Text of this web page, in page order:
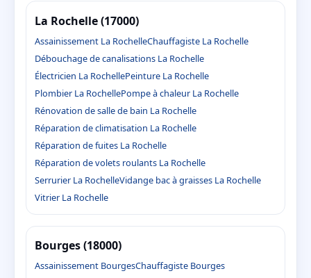
La Rochelle (17000)
Assainissement La RochelleChauffagiste La Rochelle
Débouchage de canalisations La Rochelle
Électricien La RochellePeinture La Rochelle
Plombier La RochellePompe à chaleur La Rochelle
Rénovation de salle de bain La Rochelle
Réparation de climatisation La Rochelle
Réparation de fuites La Rochelle
Réparation de volets roulants La Rochelle
Serrurier La RochelleVidange bac à graisses La Rochelle
Vitrier La Rochelle
Bourges (18000)
Assainissement BourgesChauffagiste Bourges